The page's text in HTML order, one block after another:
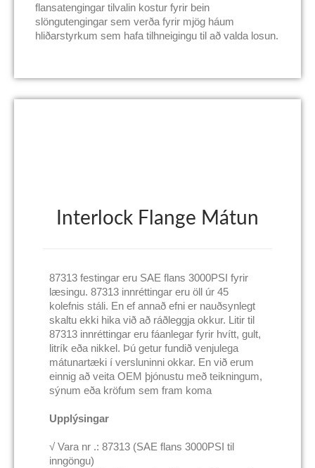
flansatengingar tilvalin kostur fyrir bein
slöngutengingar sem verða fyrir mjög háum
hliðarstyrkum sem hafa tilhneigingu til að valda losun.
Interlock Flange Mátun
87313 festingar eru SAE flans 3000PSI fyrir
læsingu. 87313 innréttingar eru öll úr 45
kolefnis stáli. En ef annað efni er nauðsynlegt
skaltu ekki hika við að ráðleggja okkur. Litir til
87313 innréttingar eru fáanlegar fyrir hvítt, gult,
litrík eða nikkel. Þú getur fundið venjulega
mátunartæki í versluninni okkar. En við erum
einnig að veita OEM þjónustu með teikningum,
sýnum eða kröfum sem fram koma
Upplýsingar
√ Vara nr .: 87313 (SAE flans 3000PSI til
inngöngu)